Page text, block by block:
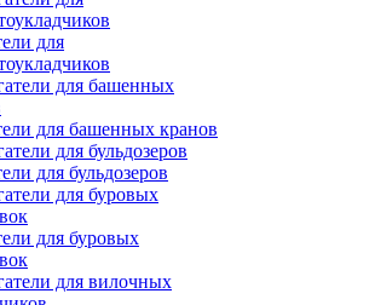
для
для башенных кранов
для бульдозеров
для буровых